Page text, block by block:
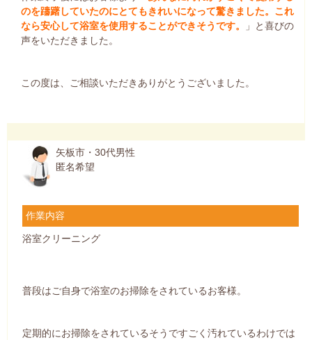
のを躊躇していたのにとてもきれいになって驚きました。これ
なら安心して浴室を使用することができそうです。
」と喜びの
声をいただきました。
この度は、ご相談いただきありがとうございました。
矢板市・30代男性
匿名希望
作業内容
浴室クリーニング
普段はご自身で浴室のお掃除をされているお客様。
定期的にお掃除をされているそうですごく汚れているわけでは